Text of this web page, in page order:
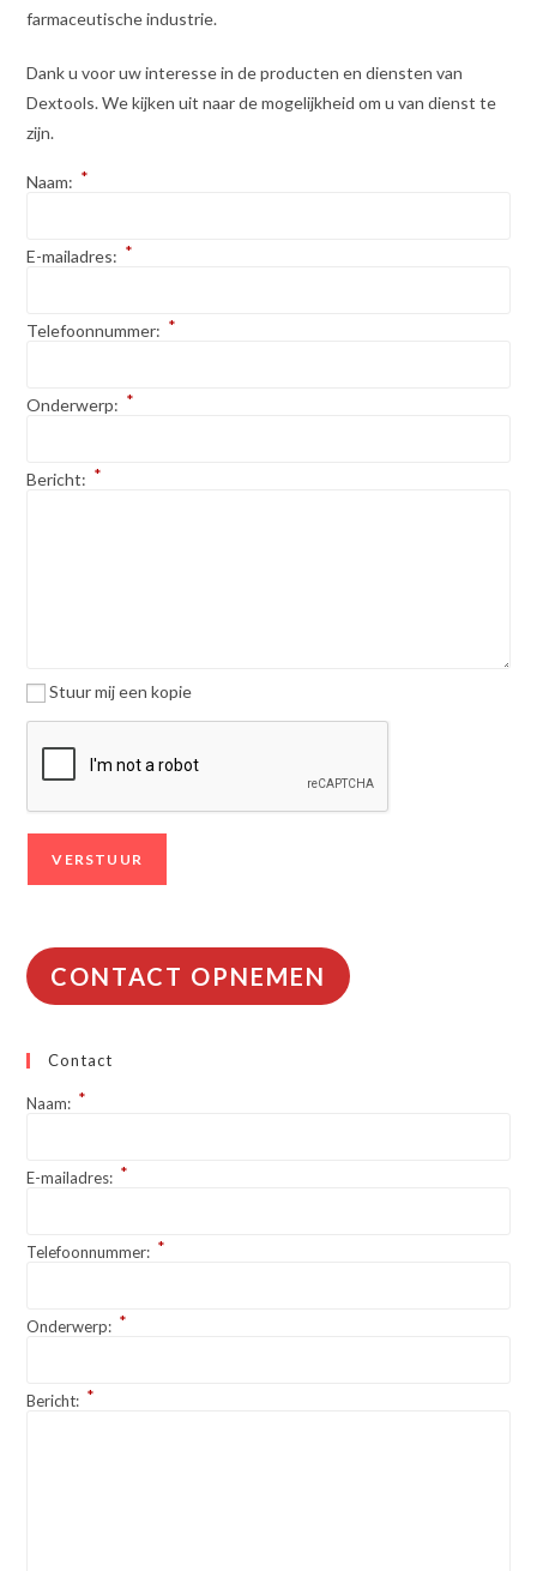
farmaceutische industrie.
Dank u voor uw interesse in de producten en diensten van
Dextools. We kijken uit naar de mogelijkheid om u van dienst te
zijn.
Naam: *
E-mailadres: *
Telefoonnummer: *
Onderwerp: *
Bericht: *
Stuur mij een kopie
CONTACT OPNEMEN
Contact
Naam: *
E-mailadres: *
Telefoonnummer: *
Onderwerp: *
Bericht: *